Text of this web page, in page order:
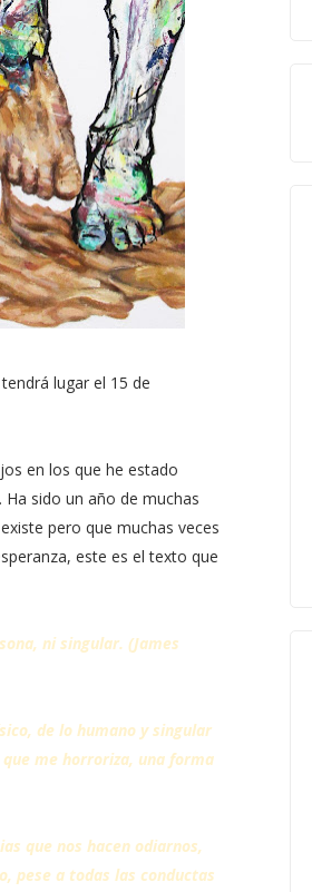
lugar el 15 de
en los que he estado
sido un año de muchas
pero que muchas veces
este es el texto que
ni singular. (James
de lo humano y singular
me horroriza, una forma
que nos hacen odiarnos,
pese a todas las conductas